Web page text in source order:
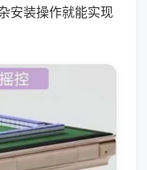
安装操作就能实现